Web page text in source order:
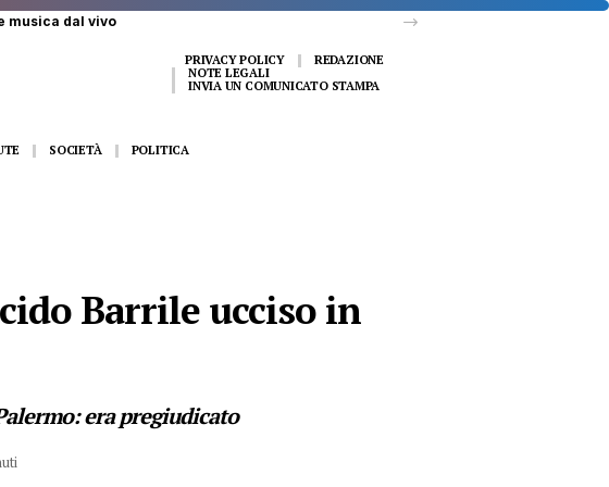
musica dal vivo
PRIVACY POLICY
REDAZIONE
NOTE LEGALI
INVIA UN COMUNICATO STAMPA
SOCIETÀ POLITICA
Barrile ucciso in
era pregiudicato